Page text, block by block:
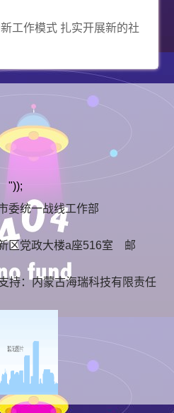
工作模式 扎实开展新的社
"));
委统一战线工作部
区党政大楼a座516室 邮
持：内蒙古海瑞科技有限责任